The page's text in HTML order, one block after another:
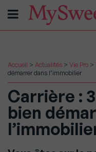
Accueil > Actualités > Vie Pro >
démarrer dans l’immobilier
Carrière :
bien